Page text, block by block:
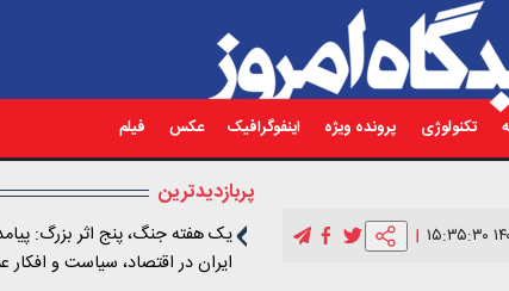
تکنولوژی پرونده ویژه اینفوگرافیک عکس فیلم
پربازدیدترین
یک هفته جنگ، پنج اثر بزرگ:
ایران در اقتصاد، سیاست و افکار